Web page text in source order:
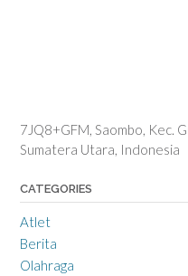
7JQ8+GFM, Saombo, Kec.
Sumatera Utara, Indonesia
CATEGORIES
Atlet
Berita
Olahraga